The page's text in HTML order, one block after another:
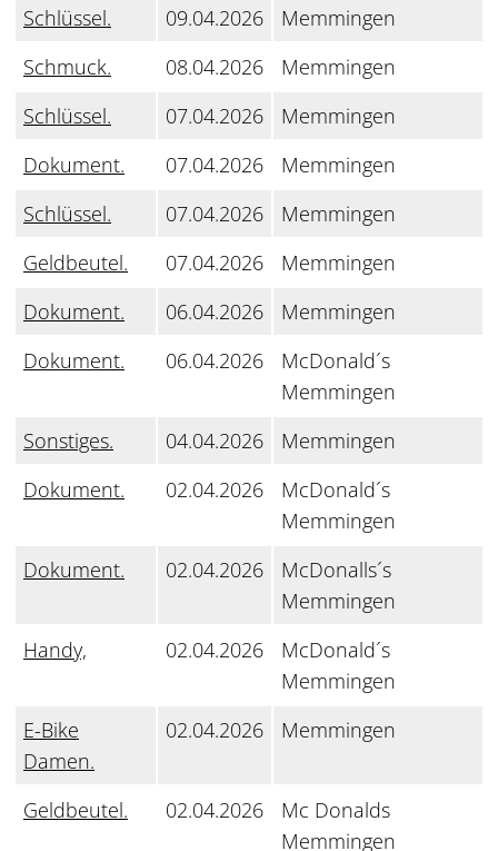
Schlüssel. 09.04.2026
Memmingen
Schmuck.
08.04.2026
Memmingen
Schlüssel.
07.04.2026
Memmingen
Dokument.
07.04.2026
Memmingen
Schlüssel.
07.04.2026
Memmingen
Geldbeutel.
07.04.2026
Memmingen
Dokument.
06.04.2026
Memmingen
Dokument.
06.04.2026
McDonald´s
Memmingen
Sonstiges.
04.04.2026
Memmingen
Dokument.
02.04.2026
McDonald´s
Memmingen
Dokument.
02.04.2026
McDonalls´s
Memmingen
Handy,
02.04.2026
McDonald´s
Memmingen
E-Bike
Damen.
02.04.2026 Memmingen
Geldbeutel. 02.04.2026
Mc Donalds
Memmingen